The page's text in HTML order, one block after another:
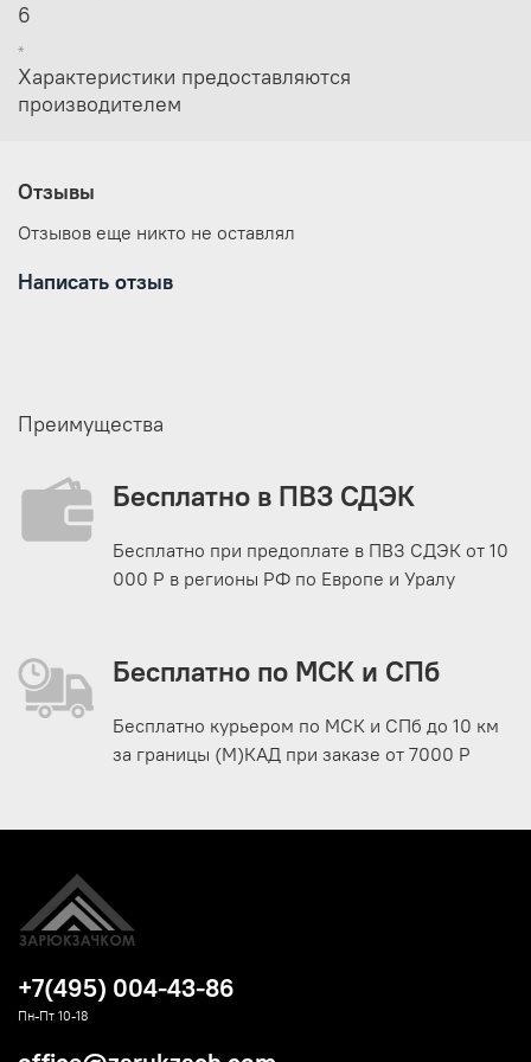
6
*
Характеристики предоставляются
производителем
Отзывы
Отзывов еще никто не оставлял
Написать отзыв
Преимущества
Бесплатно в ПВЗ СДЭК
Бесплатно при предоплате в ПВЗ СДЭК от 10
000 Р в регионы РФ по Европе и Уралу
Бесплатно по МСК и СПб
Бесплатно курьером по МСК и СПб до 10 км
за границы (М)КАД при заказе от 7000 Р
+7(495) 004-43-86
Пн-Пт 10-18